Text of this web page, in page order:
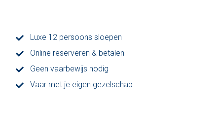
Leiden
Den Haag
Luxe 12 persoons sloepen
Online reserveren & betalen
Geen vaarbewijs nodig
Vaar met je eigen gezelschap